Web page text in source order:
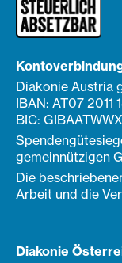
Diakonie Austria
IBAN: AT07
BIC:
gemeinnützigen
Die
Arbeit und die
Media